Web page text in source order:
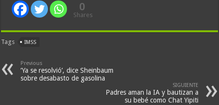
0
Shares
Tags IMSS
Previous
‘Ya se resolvió’, dice Sheinbaum
sobre desabasto de gasolina
SIGUIENTE
Padres aman la IA y bautizan a
su bebé como Chat Yipiti